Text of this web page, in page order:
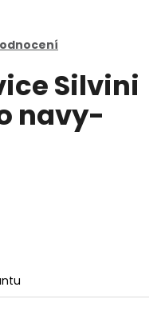
Silvini
navy-